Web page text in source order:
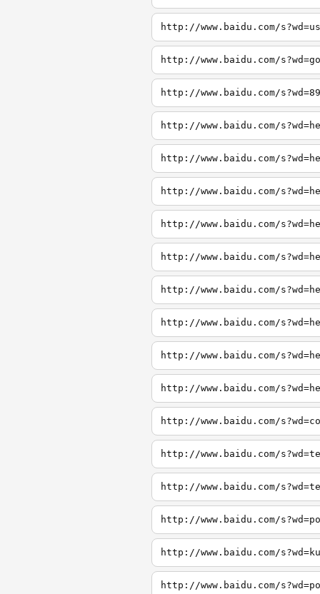
http://www.baidu.com/
http://www.baidu.com/
http://www.baidu.com/
http://www.baidu.com/
http://www.baidu.com/
http://www.baidu.com/
http://www.baidu.com/
http://www.baidu.com/
http://www.baidu.com/
http://www.baidu.com/
http://www.baidu.com/
http://www.baidu.com/
http://www.baidu.com/
http://www.baidu.com/
http://www.baidu.com/
http://www.baidu.com/
http://www.baidu.com/
http://www.baidu.com/